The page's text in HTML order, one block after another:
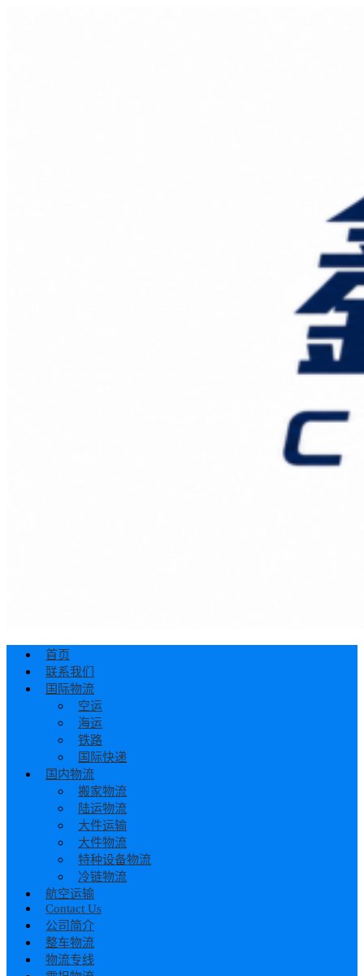
首页
联系我们
国际物流
空运
海运
铁路
国际快递
国内物流
搬家物流
陆运物流
大件运输
大件物流
特种设备物流
冷链物流
航空运输
Contact Us
公司简介
整车物流
物流专线